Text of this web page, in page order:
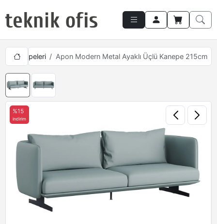
Kanepeleri Apon Modern Metal Ayaklı Üçlü Kanepe 215cm
%15
indirim